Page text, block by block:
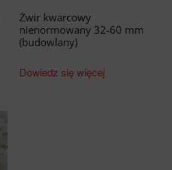
Żwir kwarcowy
nienormowany 32-60 mm
(budowlany)
Dowiedz się więcej